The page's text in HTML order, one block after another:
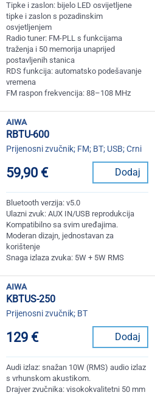
Tipke i zaslon: bijelo LED osvijetljene
tipke i zaslon s pozadinskim
osvjetljenjem
Radio tuner: FM-PLL s funkcijama
traženja i 50 memorija unaprijed
postavljenih stanica
RDS funkcija: automatsko podešavanje
vremena
FM raspon frekvencija: 88–108 MHz
aiwa
RBTU-600
Prijenosni zvučnik; FM; BT; USB; Crni
59,90 € Dodaj
Bluetooth verzija: v5.0
Ulazni zvuk: AUX IN/USB reprodukcija
Kompatibilno sa svim uređajima.
Moderan dizajn, jednostavan za
korištenje
Snaga izlaza zvuka: 5W + 5W RMS
aiwa
KBTUS-250
Prijenosni zvučnik; BT
129 € Dodaj
Audi izlaz: snažan 10W (RMS) audio izlaz
s vrhunskom akustikom.
Drajver zvučnika: visokokvalitetni 50 mm